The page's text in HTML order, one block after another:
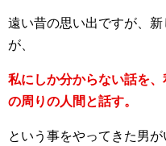
遠い昔の思い出ですが、
が、
私にしか分からない話を
の周りの人間と話す。
という事をやってきた男が